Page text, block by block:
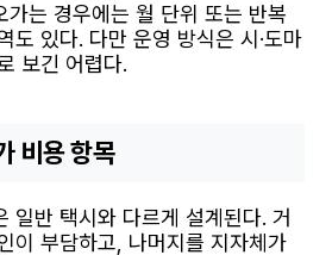
가는 경우에는 월 단위 또는 반복
도 있다. 다만 운영 방식은 시·도마
보긴 어렵다.
비용 항목
일반 택시와 다르게 설계된다. 거
이 부담하고, 나머지를 지자체가